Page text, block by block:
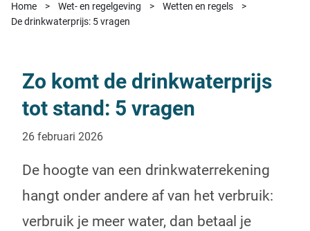
Home Wet- en regelgeving
Wetten en regels
De drinkwaterprijs: 5 vragen
Zo komt de drinkwaterprijs
tot stand: 5 vragen
26 februari 2026
De hoogte van een drinkwaterrekening
hangt onder andere af van het verbruik:
verbruik je meer water, dan betaal je